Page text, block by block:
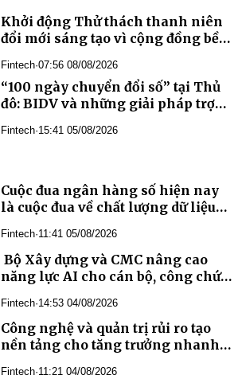
Khởi động Thử thách thanh niên
đổi mới sáng tạo vì cộng đồng bền
Fintech·07:56 08/08/2026
“100 ngày chuyển đổi số” tại Thủ
đô: BIDV và những giải pháp trợ
Fintech·15:41 05/08/2026
Cuộc đua ngân hàng số hiện nay
là cuộc đua về chất lượng dữ liệu
Fintech·11:41 05/08/2026
năng lực AI cho cán bộ, công chức
Fintech·14:53 04/08/2026
Công nghệ và quản trị rủi ro tạo
nền tảng cho tăng trưởng nhanh,
Fintech·11:21 04/08/2026